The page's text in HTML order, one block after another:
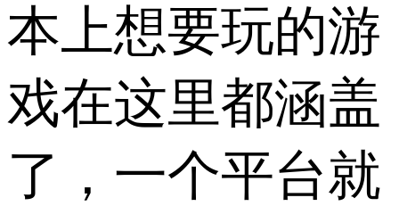
本上想要玩的游
戏在这里都涵盖
了，一个平台就